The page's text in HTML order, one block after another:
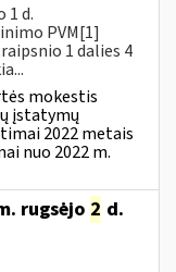
1 d.
PVM[1]
1 dalies 4
mokestis
įstatymų
2022 metais
nuo 2022 m.
rugsėjo 2 d.